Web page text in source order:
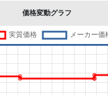
価格変動グラフ